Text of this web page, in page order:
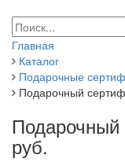
Главная
Каталог
Подарочные
Подарочный
Подарочный
руб.